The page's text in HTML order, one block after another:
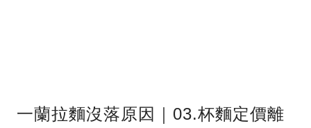
一蘭拉麵沒落原因｜03.杯麵定價離